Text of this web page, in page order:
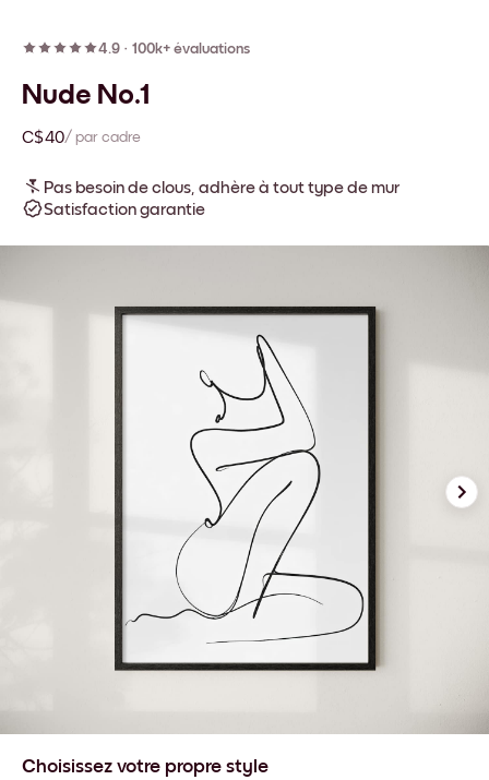
4.9 · 100k+ évaluations
Nude No.1
C$40/ par cadre
Pas besoin de clous, adhère à tout type de mur
Satisfaction garantie
Choisissez votre propre style